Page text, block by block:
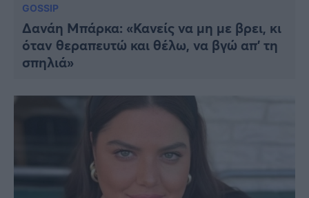
GOSSIP
Δανάη Μπάρκα: «Κανείς να μη με βρει, κι
όταν θεραπευτώ και θέλω, να βγώ απ’ τη
σπηλιά»